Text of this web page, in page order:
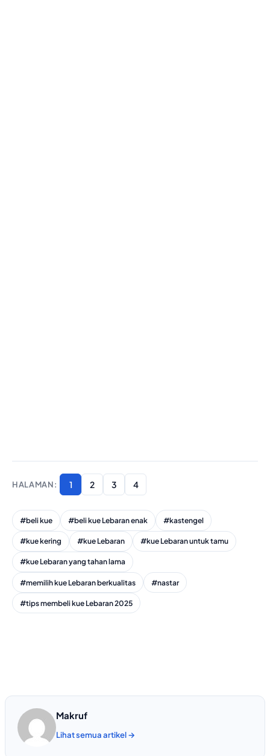
1 2 3 4
#beli kue #beli kue Lebaran enak #kastengel
#kue kering #kue Lebaran #kue Lebaran untuk tamu
#kue Lebaran yang tahan lama
#memilih kue Lebaran berkualitas #nastar
#tips membeli kue Lebaran 2025
Makruf
Lihat semua artikel →